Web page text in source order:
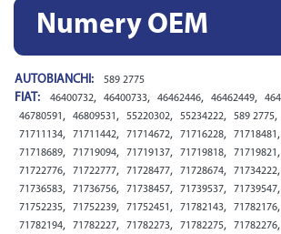
Numery OEM
AUTOBIANCHI: 589 2775
FIAT: 46400732, 46400733, 46462446, 46462449,
46780591 , 46809531 , 55220302, 55234222, 589 2775,
71711134, 71711442, 71714672, 71716228, 71718481 ,
71718689, 71719094, 71719137, 71719818, 71719821 ,
71722776, 71722777, 71728477, 71728674, 71734222,
71736583, 71736756, 71738457, 71739537, 71739547,
71752235, 71752239, 71752451 , 71782143, 71782176,
71782194, 71782227, 71782273, 71782275, 71782276,